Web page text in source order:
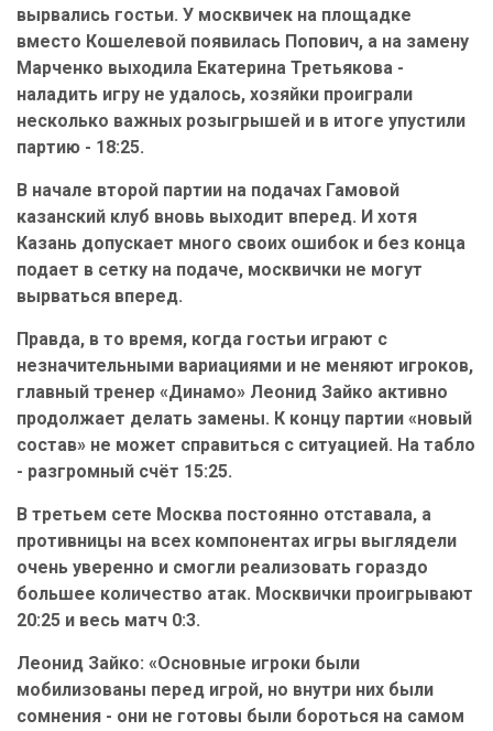
вырвались гостьи. У москвичек на площадке
вместо Кошелевой появилась Попович, а на замену
Марченко выходила Екатерина Третьякова -
наладить игру не удалось, хозяйки проиграли
несколько важных розыгрышей и в итоге упустили
партию - 18:25.
В начале второй партии на подачах Гамовой
казанский клуб вновь выходит вперед. И хотя
Казань допускает много своих ошибок и без конца
подает в сетку на подаче, москвички не могут
вырваться вперед.
Правда, в то время, когда гостьи играют с
незначительными вариациями и не меняют игроков,
главный тренер «Динамо» Леонид Зайко активно
продолжает делать замены. К концу партии «новый
состав» не может справиться с ситуацией. На табло
- разгромный счёт 15:25.
В третьем сете Москва постоянно отставала, а
противницы на всех компонентах игры выглядели
очень уверенно и смогли реализовать гораздо
большее количество атак. Москвички проигрывают
20:25 и весь матч 0:3.
Леонид Зайко: «Основные игроки были
мобилизованы перед игрой, но внутри них были
сомнения - они не готовы были бороться на самом